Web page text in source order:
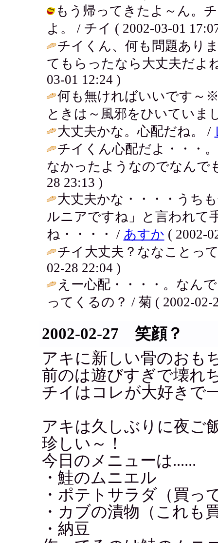
もう帰ってきたよ～ん。
よ。 / チイ ( 2002-03-01
チイくん、何も問題あり
てもらったなら大丈夫だよ
03-01 12:24 )
何も無ければいいです
ときは～風邪をひいてい
大丈夫かな。心配だね。 /
チイくん心配だよ・・・
なかったようなのでなんで
28 23:13 )
大丈夫かな・・・・うち
ルニアですね」と言われて
ね・・・・ / あすか ( 2002-
チイ大丈夫？ななことっ
02-28 22:04 )
えー心配・・・・。なん
ってくるの？ / 菊 ( 2002-02-
2002-02-27 笑顔？
アキに新しい骨のおも
前のは遊びすぎで壊れ
チイはコレが大好きで
アキは久しぶりに夜ご
珍しい～！
今日のメニューは......
・鮭のムニエル
・ポテトサラダ（買っ
・カブの漬物（これも
・納豆